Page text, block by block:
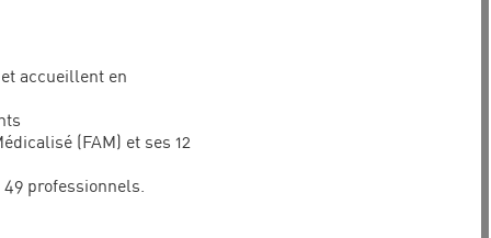
accueillent en
(FAM) et ses 12
professionnels.